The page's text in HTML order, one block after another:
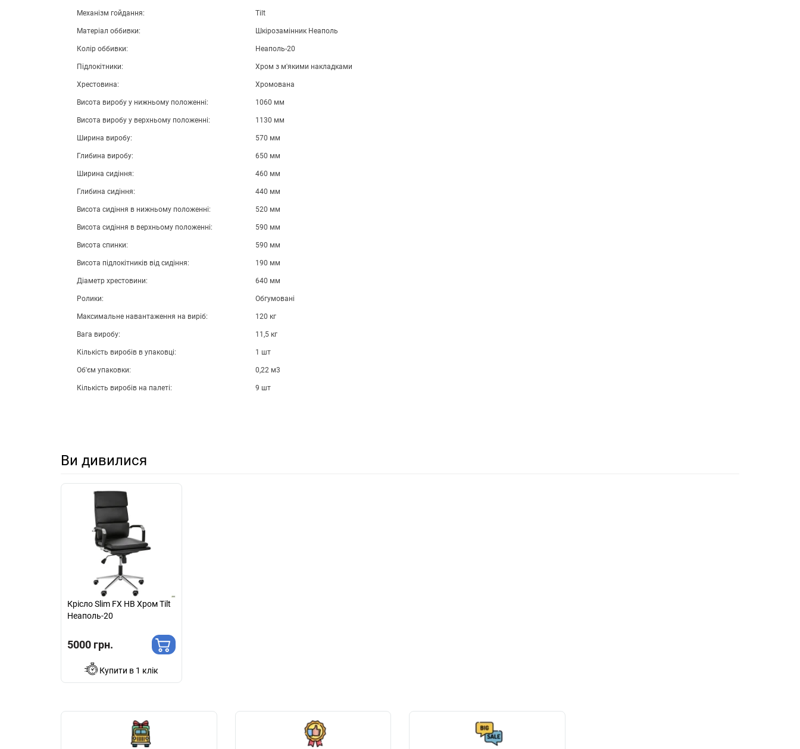
Механізм гойдання: Tilt
Матеріал оббивки: Шкірозамінник Неаполь
Колір оббивки: Неаполь-20
Підлокітники: Хром з м'якими накладками
Хрестовина: Хромована
Висота виробу у нижньому положенні: 1060 мм
Висота виробу у верхньому положенні: 1130 мм
Ширина виробу: 570 мм
Глибина виробу: 650 мм
Ширина сидіння: 460 мм
Глибина сидіння: 440 мм
Висота сидіння в нижньому положенні: 520 мм
Висота сидіння в верхньому положенні: 590 мм
Висота спинки: 590 мм
Висота підлокітників від сидіння: 190 мм
Діаметр хрестовини: 640 мм
Ролики: Обгумовані
Максимальне навантаження на виріб: 120 кг
Вага виробу: 11,5 кг
Кількість виробів в упаковці: 1 шт
Об'єм упаковки: 0,22 м3
Кількість виробів на палеті: 9 шт
Ви дивилися
Крісло Slim FX HB Хром Tilt
Неаполь-20
5000 грн.
Купити в 1 клік